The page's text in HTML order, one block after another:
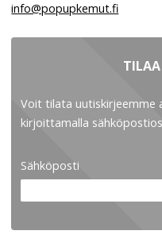
info@popupkemut.fi
TILAA
Voit tilata uutiskirjeemme
kirjoittamalla
Sähköposti